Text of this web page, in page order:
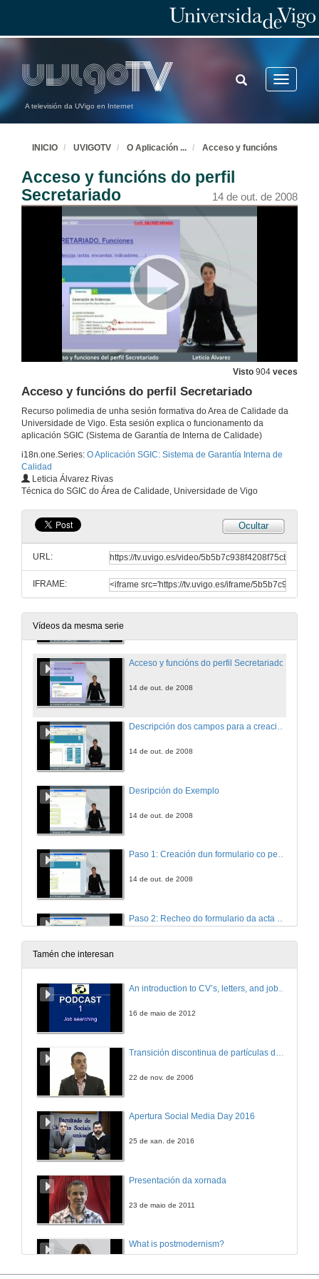
A televisión da UVigo en Internet
Toggle
TOGGLE
SEARCH
INICIO UVIGOTV O Aplicación ... Acceso y funcións
Acceso y funcións do perfil
Secretariado
14 de out. de 2008
Visto 904 veces
Acceso y funcións do perfil Secretariado
Recurso polimedia de unha sesión formativa do Area de Calidade da
Universidade de Vigo. Esta sesión explica o funcionamento da
aplicación SGIC (Sistema de Garantía de Interna de Calidade)
i18n.one.Series: O Aplicación SGIC: Sistema de Garantía Interna de
Calidad
Leticia Álvarez Rivas
Técnica do SGIC do Área de Calidade, Universidade de Vigo
Ocultar
URL:
IFRAME:
Vídeos da mesma serie
14 de out. de 2008
Introducción ó SGIC: Utilidades e perfiles de Usuario
14 de out. de 2008
Acceso y funcións do perfil Comisión
Acceso y funcións do perfil Secretariado
14 de out. de 2008
Descripción dos campos para a creación de Formularios
14 de out. de 2008
Desripción do Exemplo
14 de out. de 2008
Paso 1: Creación dun formulario co perfil Comisión
14 de out. de 2008
14 de out. de 2008
Tamén che interesan
An introduction to CV’s, letters, and job searching
16 de maio de 2012
22 de nov. de 2006
Apertura Social Media Day 2016
25 de xan. de 2016
Presentación da xornada
23 de maio de 2011
What is postmodernism?